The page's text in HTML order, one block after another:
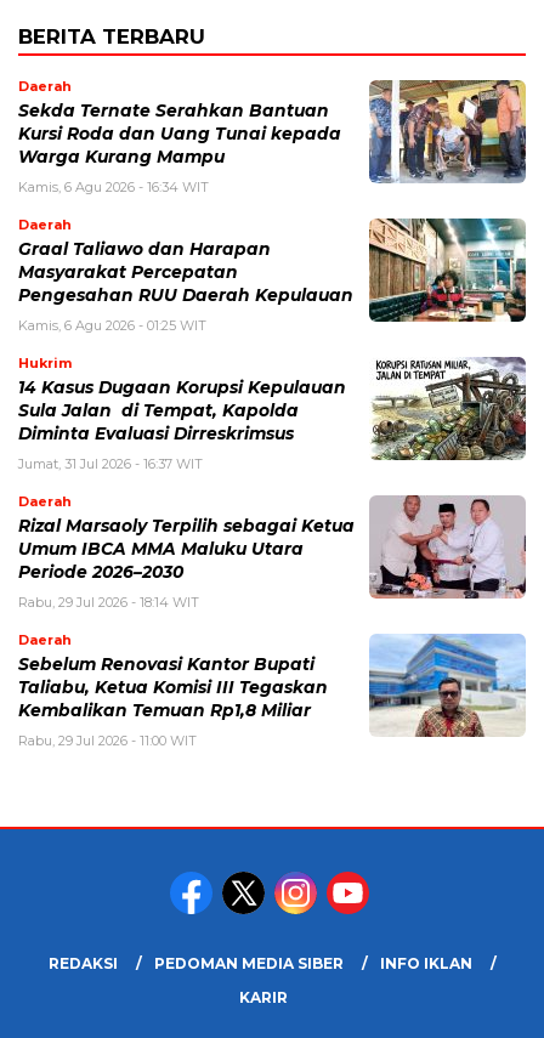
BERITA TERBARU
Daerah
Sekda Ternate Serahkan Bantuan
Kursi Roda dan Uang Tunai kepada
Warga Kurang Mampu
Kamis, 6 Agu 2026 - 16:34 WIT
Daerah
Graal Taliawo dan Harapan
Masyarakat Percepatan
Pengesahan RUU Daerah Kepulauan
Kamis, 6 Agu 2026 - 01:25 WIT
Hukrim
14 Kasus Dugaan Korupsi Kepulauan
Sula Jalan di Tempat, Kapolda
Diminta Evaluasi Dirreskrimsus
Jumat, 31 Jul 2026 - 16:37 WIT
Daerah
Rizal Marsaoly Terpilih sebagai Ketua
Umum IBCA MMA Maluku Utara
Periode 2026–2030
Rabu, 29 Jul 2026 - 18:14 WIT
Daerah
Sebelum Renovasi Kantor Bupati
Taliabu, Ketua Komisi III Tegaskan
Kembalikan Temuan Rp1,8 Miliar
Rabu, 29 Jul 2026 - 11:00 WIT
REDAKSI PEDOMAN MEDIA SIBER
INFO IKLAN
KARIR